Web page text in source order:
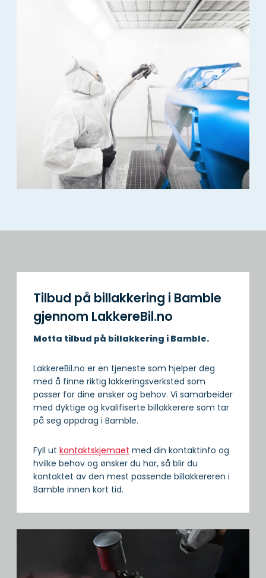
Tilbud på billakkering i Bamble
gjennom LakkereBil.no
Motta tilbud på billakkering i Bamble.
LakkereBil.no er en tjeneste som hjelper deg
med å finne riktig lakkeringsverksted som
passer for dine ønsker og behov. Vi samarbeider
med dyktige og kvalifiserte billakkerere som tar
på seg oppdrag i Bamble.
Fyll ut kontaktskjemaet med din kontaktinfo og
hvilke behov og ønsker du har, så blir du
kontaktet av den mest passende billakkereren i
Bamble innen kort tid.